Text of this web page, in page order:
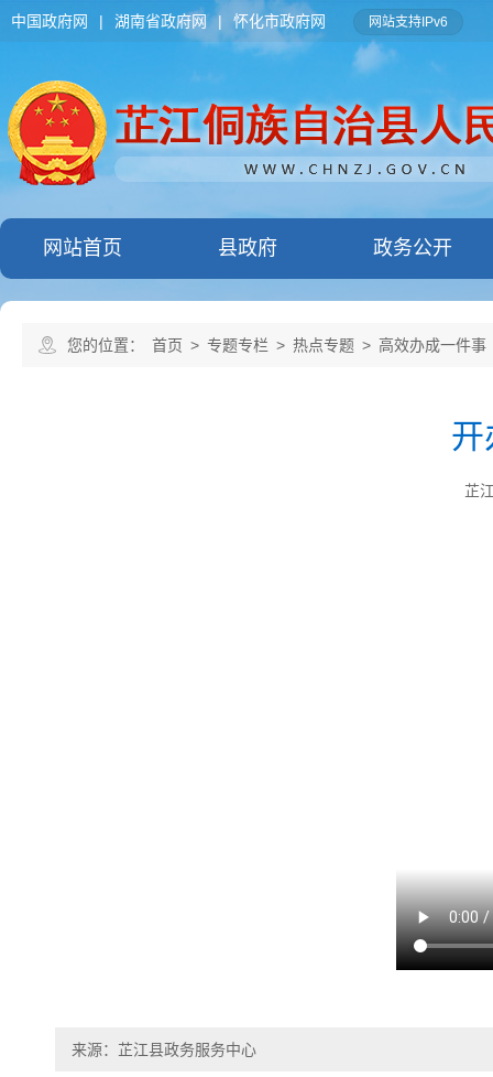
中国政府网 | 湖南省政府网 | 怀化市政府网 网站支持IPv6
网站首页 县政府 政务公开
您的位置： 首页 > 专题专栏 > 热点专题 > 高效办成一件事
开
芷
来源：芷江县政务服务中心